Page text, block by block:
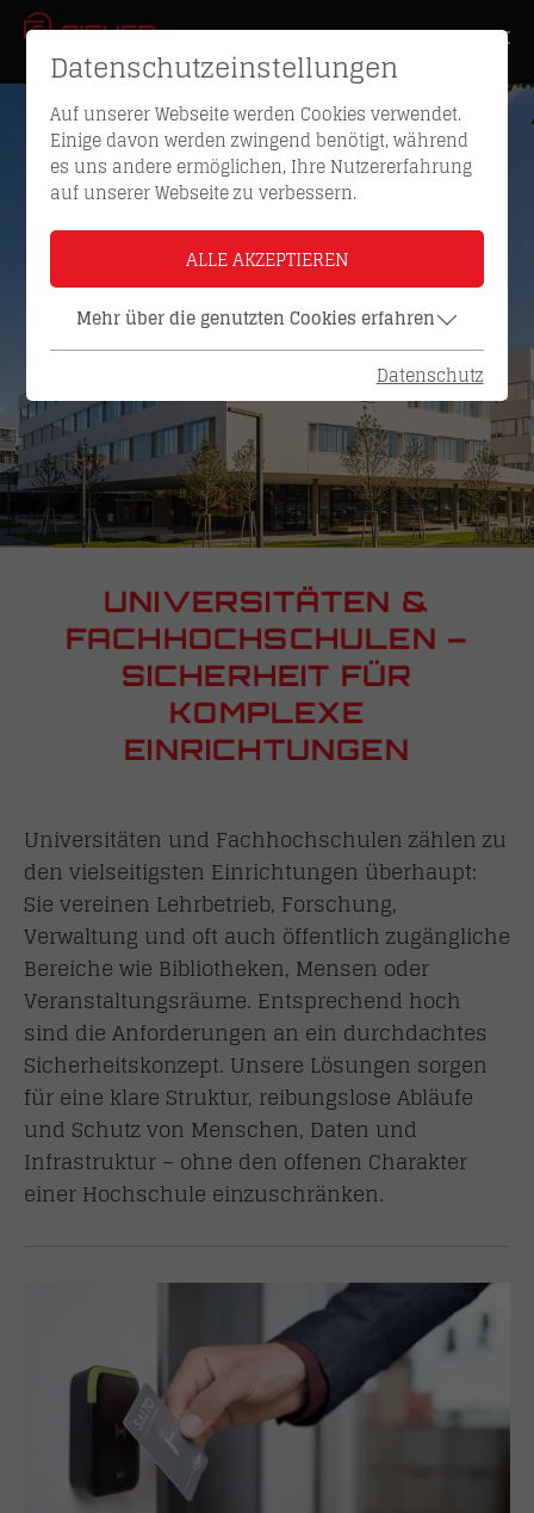
UNIVERSITÄTEN &
FACHHOCHSCHULEN –
SICHERHEIT FÜR
KOMPLEXE
EINRICHTUNGEN
Universitäten und Fachhochschulen zählen zu
den vielseitigsten Einrichtungen überhaupt:
Sie vereinen Lehrbetrieb, Forschung,
Verwaltung und oft auch öffentlich zugängliche
Bereiche wie Bibliotheken, Mensen oder
Veranstaltungsräume. Entsprechend hoch
sind die Anforderungen an ein durchdachtes
Sicherheitskonzept. Unsere Lösungen sorgen
für eine klare Struktur, reibungslose Abläufe
und Schutz von Menschen, Daten und
Infrastruktur – ohne den offenen Charakter
einer Hochschule einzuschränken.
Datenschutzeinstellungen
Auf unserer Webseite werden Cookies verwendet.
Einige davon werden zwingend benötigt, während
es uns andere ermöglichen, Ihre Nutzererfahrung
auf unserer Webseite zu verbessern.
ALLE AKZEPTIEREN
Mehr über die genutzten Cookies erfahren
Datenschutz